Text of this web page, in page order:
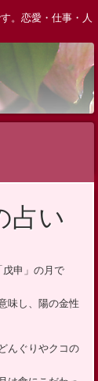
。恋愛・仕事・人
占い
申」の月で
味し、陽の金性
んぐりやクコの